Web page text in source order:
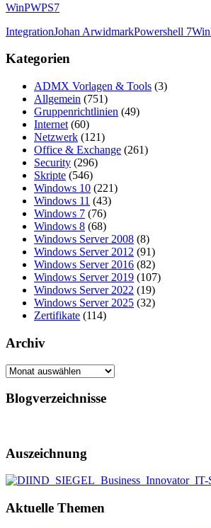
WinPWPS7
IntegrationJohan ArwidmarkPowershell 7
Kategorien
ADMX Vorlagen & Tools (3)
Allgemein (751)
Gruppenrichtlinien (49)
Internet (60)
Netzwerk (121)
Office & Exchange (261)
Security (296)
Skripte (546)
Windows 10 (221)
Windows 11 (43)
Windows 7 (76)
Windows 8 (68)
Windows Server 2008 (8)
Windows Server 2012 (91)
Windows Server 2016 (82)
Windows Server 2019 (107)
Windows Server 2022 (19)
Windows Server 2025 (32)
Zertifikate (114)
Archiv
Archiv
Blogverzeichnisse
Auszeichnung
Aktuelle Themen